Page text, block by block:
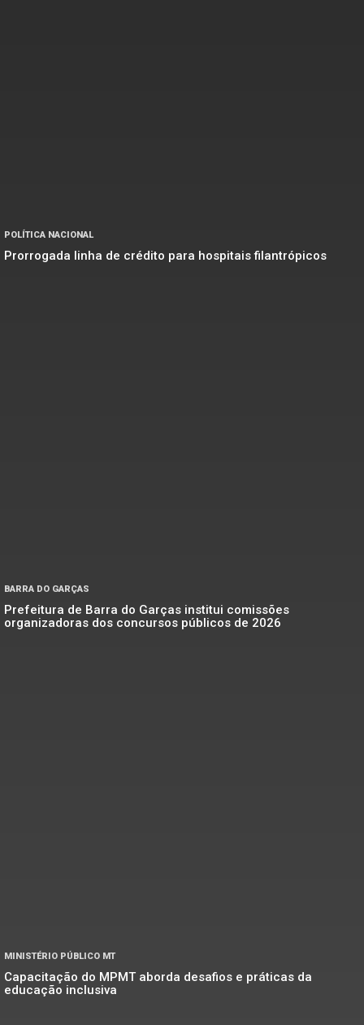
POLÍTICA NACIONAL
Prorrogada linha de crédito para hospitais filantrópicos
BARRA DO GARÇAS
Prefeitura de Barra do Garças institui comissões
organizadoras dos concursos públicos de 2026
MINISTÉRIO PÚBLICO MT
Capacitação do MPMT aborda desafios e práticas da
educação inclusiva